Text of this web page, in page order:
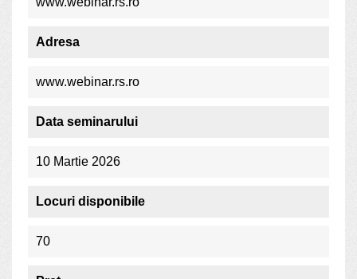
Adresa
www.webinar.rs.ro
Data seminarului
10 Martie 2026
Locuri disponibile
70